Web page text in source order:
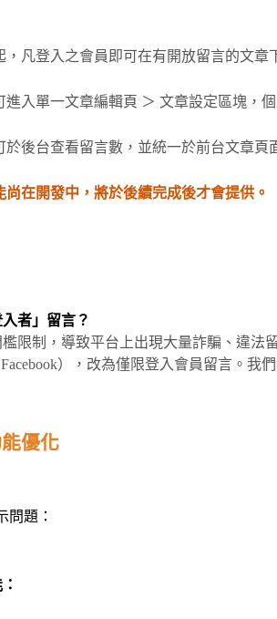
，凡登入之會員即可在有開放留言的文章
進入單一文章編輯頁 ＞ 文章設定區塊，
於後台查看留言數，並統一於前台文章頁
在開發中，將於後續完成後才會提供。
者」留言？
限制，導致平台上出現大量詐騙、違法
Facebook），改為僅限登入會員留言。
優化
問題：